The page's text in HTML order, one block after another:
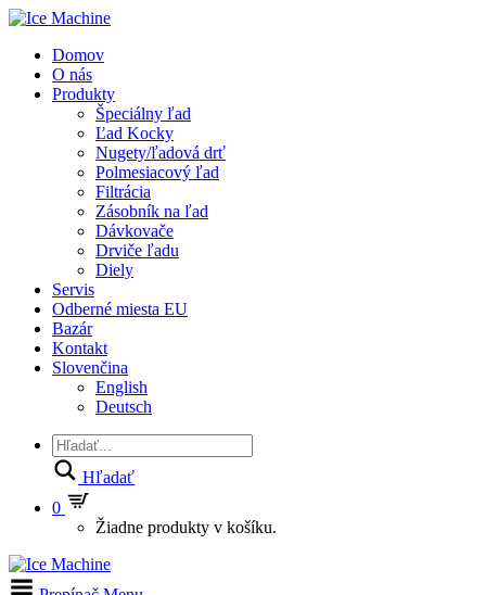
Domov
O nás
Produkty
Špeciálny ľad
Ľad Kocky
Nugety/ľadová drť
Polmesiacový ľad
Filtrácia
Zásobník na ľad
Dávkovače
Drviče ľadu
Diely
Servis
Odberné miesta EU
Bazár
Kontakt
Slovenčina
English
Deutsch
Hľadať
0
Žiadne produkty v košíku.